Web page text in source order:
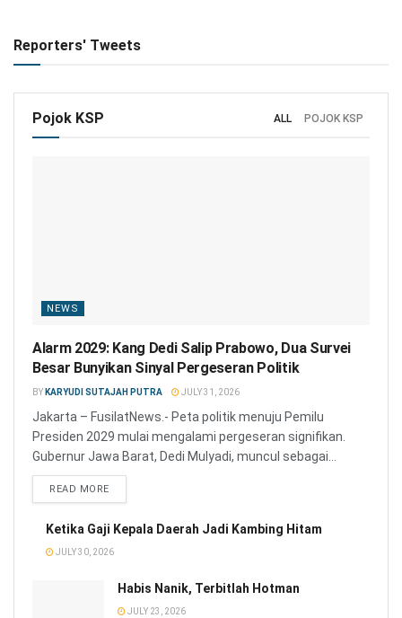
Reporters' Tweets
Pojok KSP ALL POJOK KSP
NEWS
Alarm 2029: Kang Dedi Salip Prabowo, Dua Survei
Besar Bunyikan Sinyal Pergeseran Politik
BY KARYUDI SUTAJAH PUTRA JULY 31, 2026
Jakarta – FusilatNews.- Peta politik menuju Pemilu
Presiden 2029 mulai mengalami pergeseran signifikan.
Gubernur Jawa Barat, Dedi Mulyadi, muncul sebagai...
READ MORE
Ketika Gaji Kepala Daerah Jadi Kambing Hitam
JULY 30, 2026
Habis Nanik, Terbitlah Hotman
JULY 23, 2026